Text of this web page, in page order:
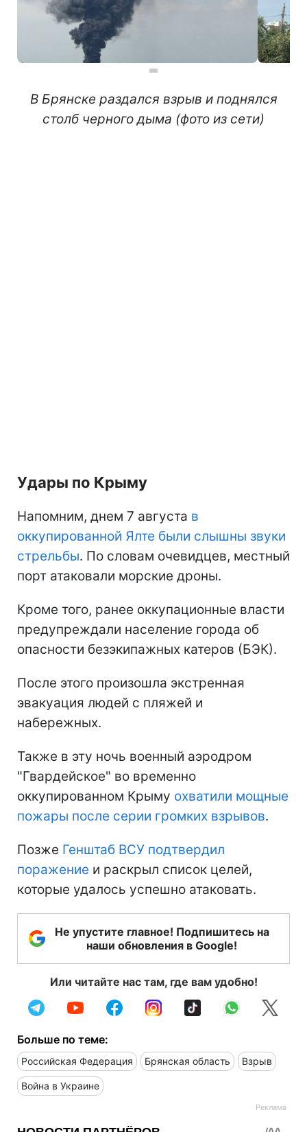
В Брянске раздался взрыв и поднялся
столб черного дыма (фото из сети)
Удары по Крыму
Напомним, днем 7 августа в
оккупированной Ялте были слышны звуки
стрельбы. По словам очевидцев, местный
порт атаковали морские дроны.
Кроме того, ранее оккупационные власти
предупреждали население города об
опасности безэкипажных катеров (БЭК).
После этого произошла экстренная
эвакуация людей с пляжей и
набережных.
Также в эту ночь военный аэродром
"Гвардейское" во временно
оккупированном Крыму охватили мощные
пожары после серии громких взрывов.
Позже Генштаб ВСУ подтвердил
поражение и раскрыл список целей,
которые удалось успешно атаковать.
Не упустите главное! Подпишитесь на
наши обновления в Google!
Или читайте нас там, где вам удобно!
Больше по теме:
Российская Федерация Брянская область Взрыв
Война в Украине